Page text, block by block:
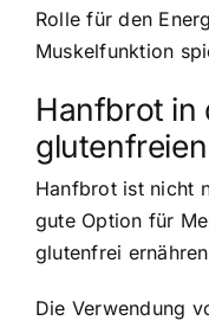
Rolle für den
Muskelfunktion
Hanfbrot in
Hanfbrot ist nicht
gute Option für
glutenfrei
Die Verwendung